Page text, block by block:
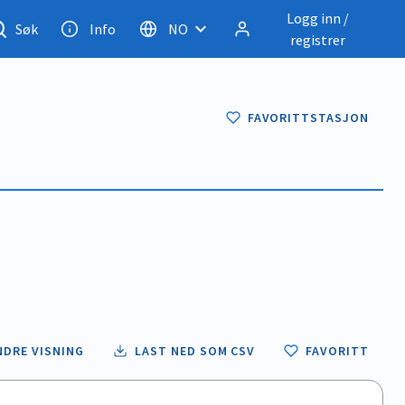
Søk Info NO
Logg inn /
registrer
FAVORITTSTASJON
VISNING LAST NED SOM CSV FAVORITT